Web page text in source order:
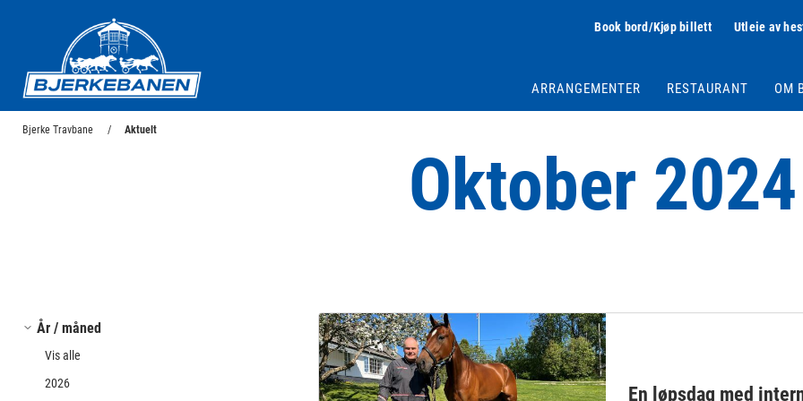
Book bord/Kjøp billett Utleie av
ARRANGEMENTER RESTAURANT OM
Bjerke Travbane Aktuelt
Oktober 2024
År / måned
Vis alle
2026
En løpsdag med